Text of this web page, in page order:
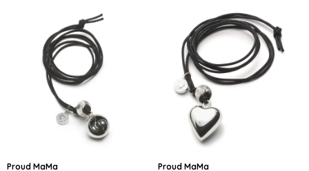
Proud MaMa
Proud MaMa